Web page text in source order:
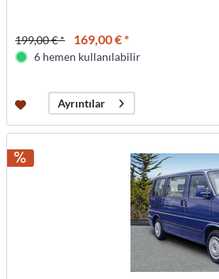
199,00 € * 169,00 € *
6 hemen kullanılabilir
Ayrıntılar